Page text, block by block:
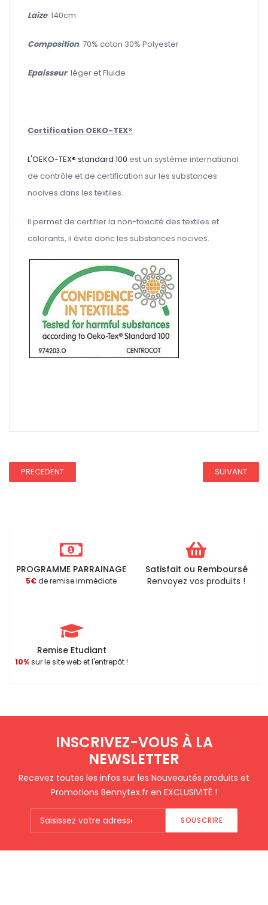
Laize: 140cm
Composition: 70% coton 30% Polyester
Epaisseur: léger et Fluide
Certification OEKO-TEX®
L'OEKO-TEX® standard 100 est un système international
de contrôle et de certification sur les substances
nocives dans les textiles.
Il permet de certifier la non-toxicité des textiles et
colorants, il évite donc les substances nocives.
PRECEDENT SUIVANT
PROGRAMME PARRAINAGE
5€de remise immédiate
Satisfait ou Remboursé
Renvoyez vos produits !
Remise Etudiant
10%sur le site web et l'entrepôt !
INSCRIVEZ-VOUS À LA
NEWSLETTER
Recevez toutes les infos sur les Nouveautés produits et
Promotions Bennytex.fr en EXCLUSIVITÉ !
SOUSCRIRE